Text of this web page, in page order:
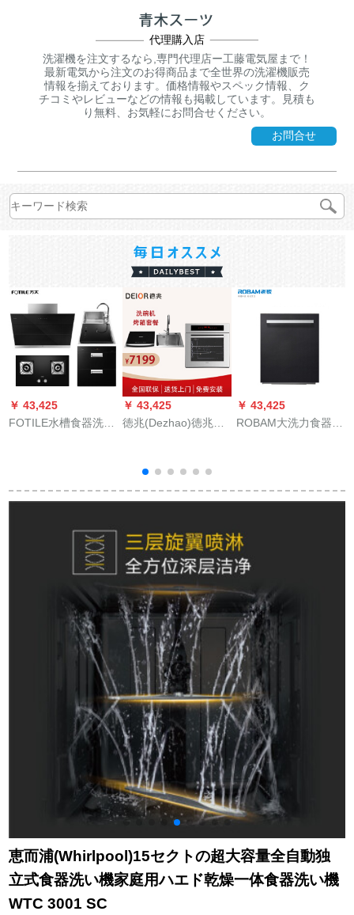
代理購入店
洗濯機を注文するなら,専門代理店ー工藤電気屋まで！
最新電気から注文のお得商品まで全世界の洗濯機販売
情報を揃えております。価格情報やスペック情報、ク
チコミやレビューなどの情報も掲載しています。見積も
り無料、お気軽にお問合せください。
お問合せ
￥ 43,425
FOTILE水槽食器洗い
車プラグJQ 08
￥ 43,425
徳兆(Dezhao)徳兆全
リング水槽式食器洗
い機埋込み式食器洗
￥ 43,425
ROBAM大洗力食器洗
恵而浦(Whirlpool)15セクトの超大容量全自動独
立式食器洗い機家庭用ハエド乾燥一体食器洗い機
WTC 3001 SC